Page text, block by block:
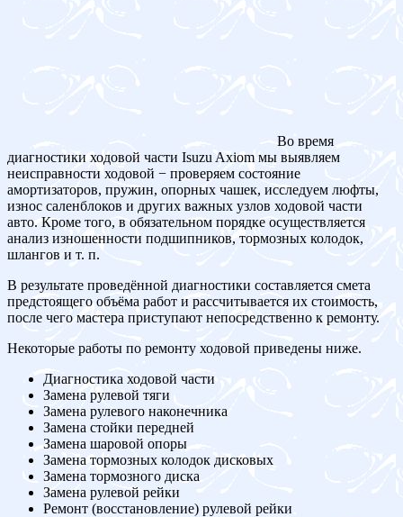
Во время
диагностики ходовой части Isuzu Axiom мы выявляем
неисправности ходовой − проверяем состояние
амортизаторов, пружин, опорных чашек, исследуем люфты,
износ саленблоков и других важных узлов ходовой части
авто. Кроме того, в обязательном порядке осуществляется
анализ изношенности подшипников, тормозных колодок,
шлангов и т. п.
В результате проведённой диагностики составляется смета
предстоящего объёма работ и рассчитывается их стоимость,
после чего мастера приступают непосредственно к ремонту.
Некоторые работы по ремонту ходовой приведены ниже.
Диагностика ходовой части
Замена рулевой тяги
Замена рулевого наконечника
Замена стойки передней
Замена шаровой опоры
Замена тормозных колодок дисковых
Замена тормозного диска
Замена рулевой рейки
Ремонт (восстановление) рулевой рейки